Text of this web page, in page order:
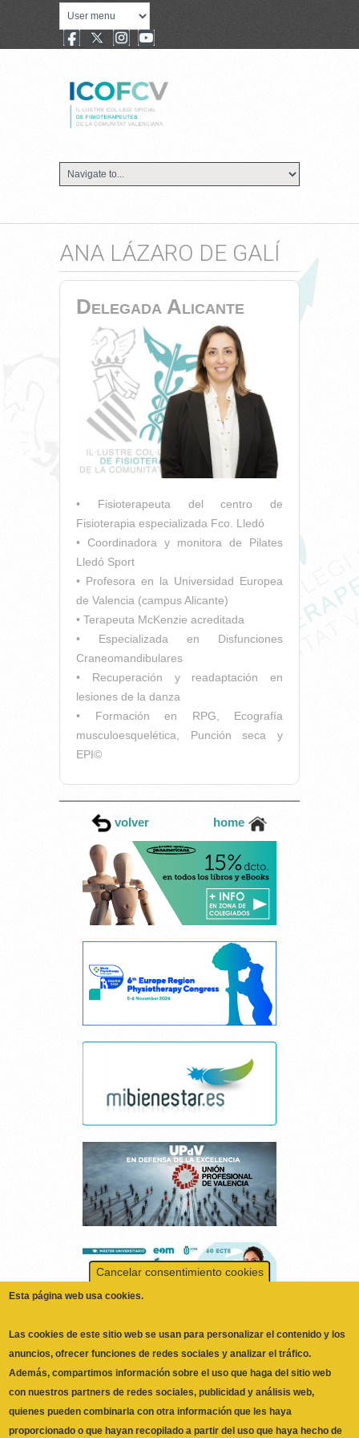
ANA LÁZARO DE GALÍ
Delegada Alicante
• Fisioterapeuta del centro de
Fisioterapia especializada Fco. Lledó
• Coordinadora y monitora de Pilates
Lledó Sport
• Profesora en la Universidad Europea
de Valencia (campus Alicante)
• Terapeuta McKenzie acreditada
• Especializada en Disfunciones
Craneomandibulares
• Recuperación y readaptación en
lesiones de la danza
• Formación en RPG, Ecografía
musculoesquelética, Punción seca y
EPI©
volver home
ILUSTRE COLEGIO OFICIAL DE
Cancelar consentimiento cookies
Esta página web usa cookies.